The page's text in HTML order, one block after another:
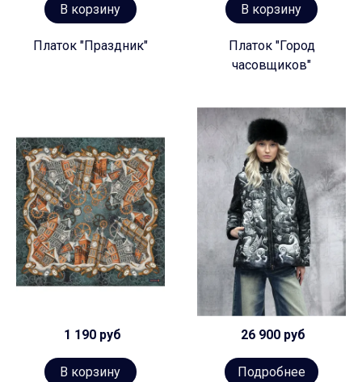
В корзину
Платок "Праздник"
В корзину
Платок "Город
часовщиков"
1 190 руб
В корзину
26 900 руб
Подробнее